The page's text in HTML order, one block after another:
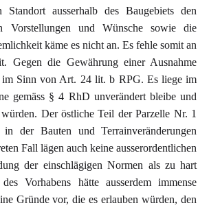
Standort ausserhalb des Baugebiets den
Vorstellungen und Wünsche sowie die
käme es nicht an. Es fehle somit an
Gegen die Gewährung einer Ausnahme
im Sinn von Art. 24 lit. b RPG. Es liege im
gemäss § 4 RhD unverändert bleibe und
Der östliche Teil der Parzelle Nr. 1
der Bauten und Terrainveränderungen
Fall lägen auch keine ausserordentlichen
der einschlägigen Normen als zu hart
Vorhabens hätte ausserdem immense
Gründe vor, die es erlauben würden, den